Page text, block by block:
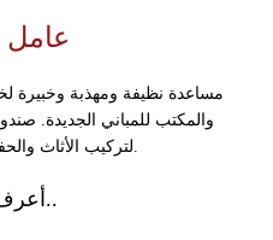
عامل
مساعدة نظيفة ومهذبة وخبيرة
والمكتب للمباني الجديدة.
لتركيب الأثاث والحفر والصحية والمزيد.
أعرف أكثر..